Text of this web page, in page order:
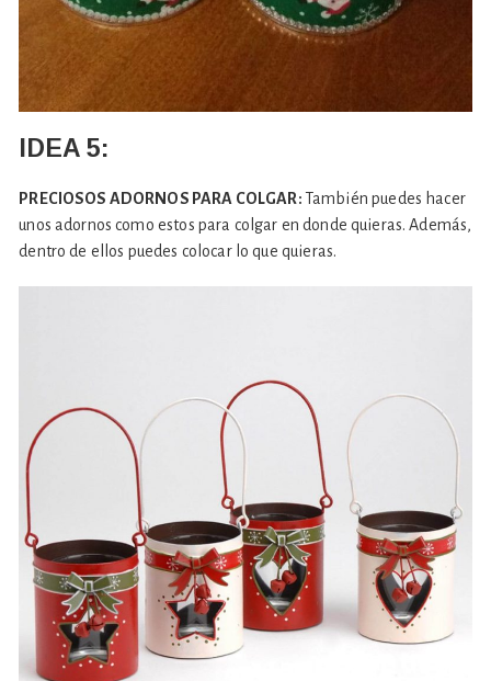
IDEA 5:
PRECIOSOS ADORNOS PARA COLGAR: También puedes hacer
unos adornos como estos para colgar en donde quieras. Además,
dentro de ellos puedes colocar lo que quieras.